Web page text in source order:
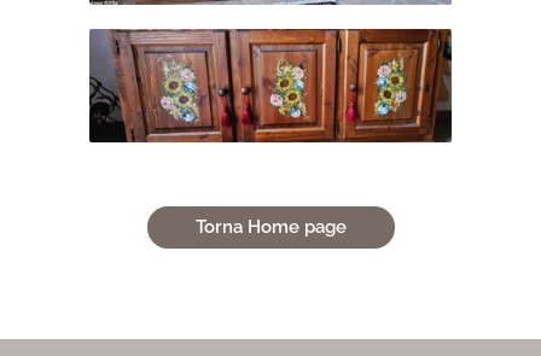
Torna Home page